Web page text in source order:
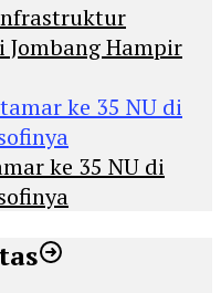
Jombang Hampir
ke 35 NU di